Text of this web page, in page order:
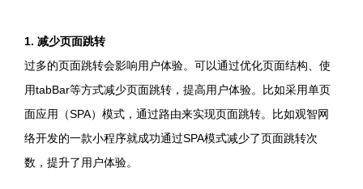
1. 减少页面跳转
过多的页面跳转会影响用户体验。可以通过优化页面结构、使
用tabBar等方式减少页面跳转，提高用户体验。比如采用单页
面应用（SPA）模式，通过路由来实现页面跳转。比如观智网
络开发的一款小程序就成功通过SPA模式减少了页面跳转次
数，提升了用户体验。